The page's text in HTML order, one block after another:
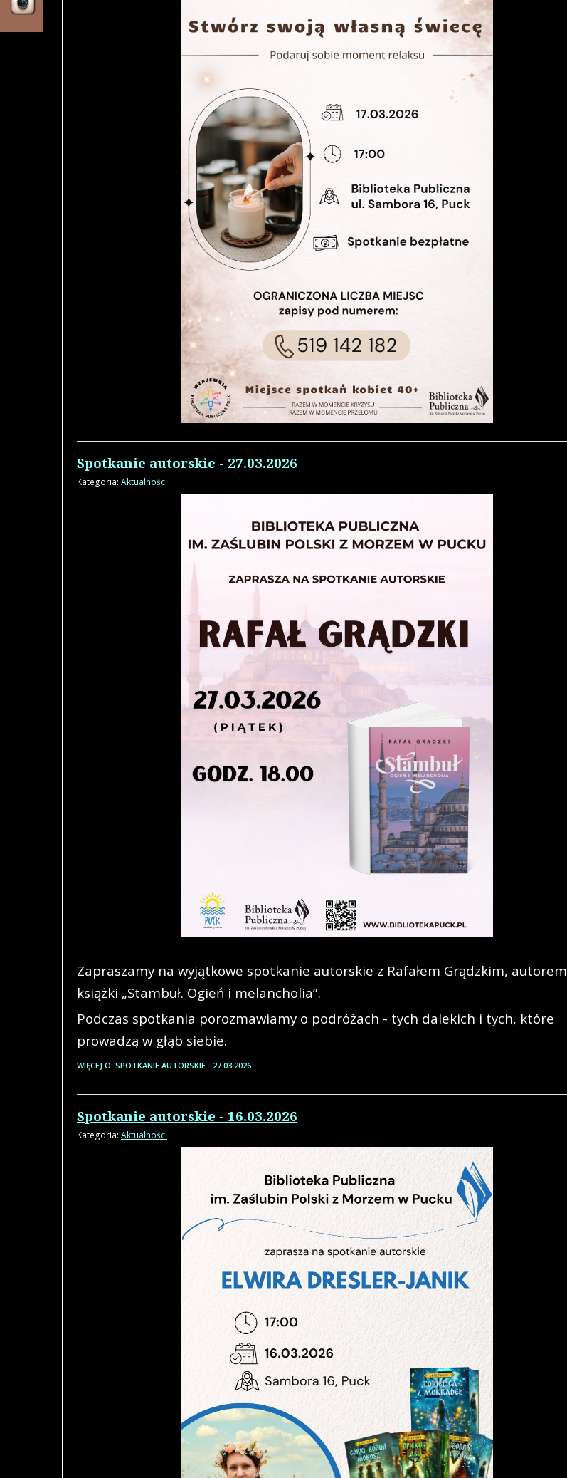
Spotkanie autorskie - 27.03.2026
Kategoria: Aktualności
Zapraszamy na wyjątkowe spotkanie autorskie z Rafałem Grądzkim, autorem
książki „Stambuł. Ogień i melancholia”.
Podczas spotkania porozmawiamy o podróżach - tych dalekich i tych, które
prowadzą w głąb siebie.
WIĘCEJ O: SPOTKANIE AUTORSKIE - 27.03.2026
Spotkanie autorskie - 16.03.2026
Kategoria: Aktualności